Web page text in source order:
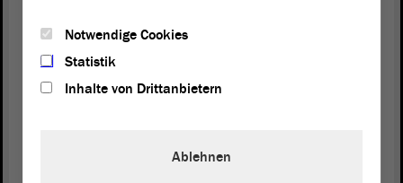
Vielen Dank Frau Tarricone. - Es folgt jetzt Herr
Zwischenfrage beantworten?
Notwendige Cookies
Statistik
Inhalte von Drittanbietern
Ablehnen